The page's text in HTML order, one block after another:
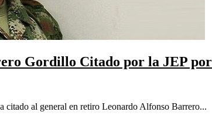
Gordillo Citado por la JEP por
citado al general en retiro Leonardo Alfonso Barrero...